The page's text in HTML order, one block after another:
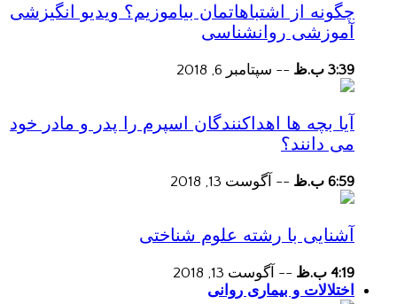
چگونه از اشتباهاتمان بیاموزیم؟ ویدیو انگیزشی
آموزشی روانشناسی
3:39 ب.ظ -- سپتامبر 6, 2018
آیا بچه ها اهداکنندگان اسپرم را پدر و مادر خود
می دانند؟
6:59 ب.ظ -- آگوست 13, 2018
آشنایی با رشته علوم شناختی
4:19 ب.ظ -- آگوست 13, 2018
اختلالات و بیماری روانی